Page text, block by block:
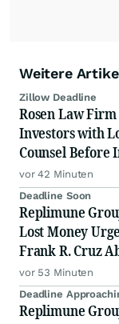
Weitere
Zillow Deadline
Rosen Law
Investors with
Counsel Before
Class Action
vor 42 Minuten
Deadline Soon
Replimune
Lost Money
Frank R. Cruz
vor 53 Minuten
Deadline
Replimune